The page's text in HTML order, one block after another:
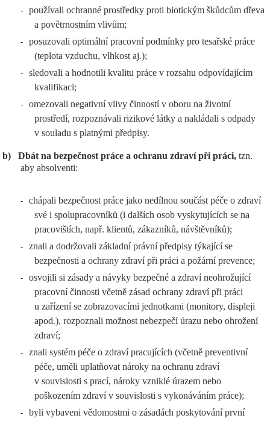
-
používali ochranné prostředky proti biotickým škůdcům dřeva
a povětrnostním vlivům;
-
posuzovali optimální pracovní podmínky pro tesařské práce
(teplota vzduchu, vlhkost aj.);
-
sledovali a hodnotili kvalitu práce v rozsahu odpovídajícím
kvalifikaci;
-
omezovali negativní vlivy činností v oboru na životní
prostředí, rozpoznávali rizikové látky a nakládali s odpady
v souladu s platnými předpisy.
b) Dbát na bezpečnost práce a ochranu zdraví při práci, tzn.
aby absolventi:
-
chápali bezpečnost práce jako nedílnou součást péče o zdraví
své i spolupracovníků (i dalších osob vyskytujících se na
pracovištích, např. klientů, zákazníků, návštěvníků);
-
znali a dodržovali základní právní předpisy týkající se
bezpečnosti a ochrany zdraví při práci a požární prevence;
-
osvojili si zásady a návyky bezpečné a zdraví neohrožující
pracovní činnosti včetně zásad ochrany zdraví při práci
u zařízení se zobrazovacími jednotkami (monitory, displeji
apod.), rozpoznali možnost nebezpečí úrazu nebo ohrožení
zdraví;
-
znali systém péče o zdraví pracujících (včetně preventivní
péče, uměli uplatňovat nároky na ochranu zdraví
v souvislosti s prací, nároky vzniklé úrazem nebo
poškozením zdraví v souvislosti s vykonáváním práce);
-
byli vybaveni vědomostmi o zásadách poskytování první